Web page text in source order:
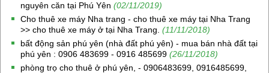
nguyên căn tại Phú Yên (02/11/2019)
Cho thuê xe máy Nha trang - cho thuê xe máy tại Nha Trang
>> cho thuê xe máy ở tại Nha Trang. (11/11/2018)
bất động sản phú yên (nhà đất phú yên) - mua bán nhà đất tại
phú yên : 0906 483699 - 0916 485699 (26/11/2018)
phòng trọ cho thuê ở phú yên, - 0906483699, 0916485699,